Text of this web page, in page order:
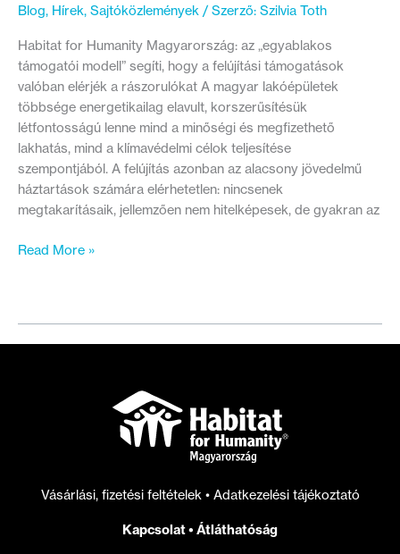
Blog, Hírek, Sajtóközlemények / Szerző: Szilvia Toth
Habitat for Humanity Magyarország: az „egyablakos
támogatói modell” segíti, hogy a felújítási támogatások
valóban elérjék a rászorulókat A magyar lakóépületek
többsége energetikailag elavult, korszerűsítésük
létfontosságú lenne mind a minőségi és megfizethető
lakhatás, mind a klímavédelmi célok teljesítése
szempontjából. A felújítás azonban az alacsony jövedelmű
háztartások számára elérhetetlen: nincsenek
megtakarításaik, jellemzően nem hitelképesek, de gyakran az
Az
Read More »
Vásárlási, fizetési feltételek • Adatkezelési tájékoztató
Kapcsolat• Átláthatóság